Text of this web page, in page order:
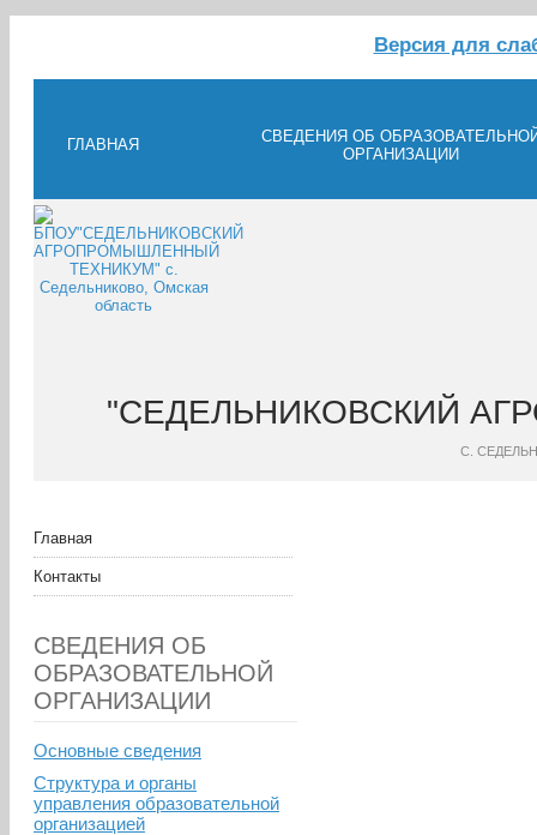
Версия для
ГЛАВНАЯ
СВЕДЕНИЯ ОБ
ОРГАНИЗАЦИИ
"СЕДЕЛЬНИКОВСКИЙ
С.
Главная
Контакты
СВЕДЕНИЯ ОБ
ОБРАЗОВАТЕЛЬНОЙ
ОРГАНИЗАЦИИ
Основные сведения
Структура и органы
управления образовательной
организацией